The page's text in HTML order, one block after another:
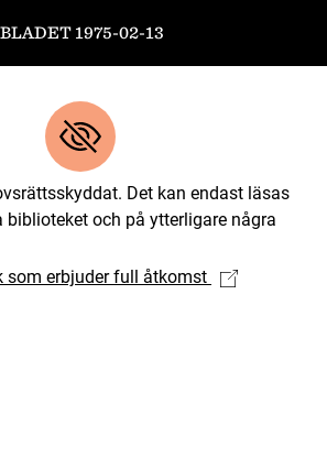
1975-02-13
Det kan endast läsas
och på ytterligare några
som erbjuder full åtkomst